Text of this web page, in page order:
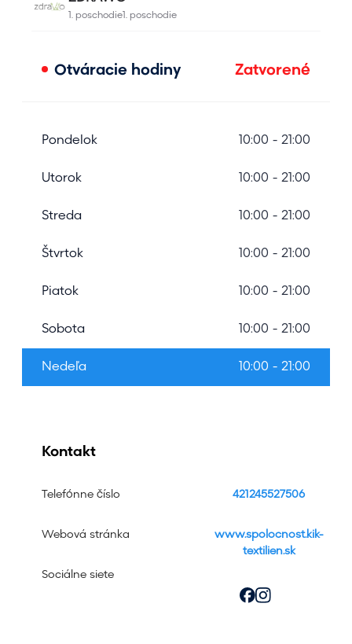
Otváracie hodiny Zatvorené
Pondelok 10:00 - 21:00
Utorok 10:00 - 21:00
Streda 10:00 - 21:00
Štvrtok 10:00 - 21:00
Piatok 10:00 - 21:00
Sobota 10:00 - 21:00
Nedeľa 10:00 - 21:00
Kontakt
Telefónne číslo
Webová stránka
Sociálne siete
421245527506
www.spolocnost.kik-
textilien.sk